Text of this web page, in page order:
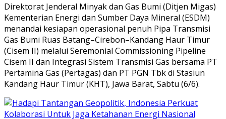
Direktorat Jenderal Minyak dan Gas Bumi (Ditjen Migas)
Kementerian Energi dan Sumber Daya Mineral (ESDM)
menandai kesiapan operasional penuh Pipa Transmisi
Gas Bumi Ruas Batang–Cirebon–Kandang Haur Timur
(Cisem II) melalui Seremonial Commissioning Pipeline
Cisem II dan Integrasi Sistem Transmisi Gas bersama PT
Pertamina Gas (Pertagas) dan PT PGN Tbk di Stasiun
Kandang Haur Timur (KHT), Jawa Barat, Sabtu (6/6).